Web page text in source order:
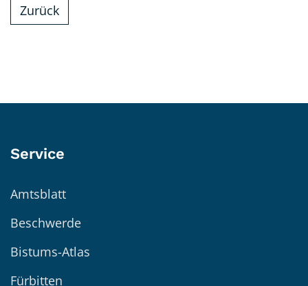
Zurück
Service
Amtsblatt
Beschwerde
Bistums-Atlas
Fürbitten